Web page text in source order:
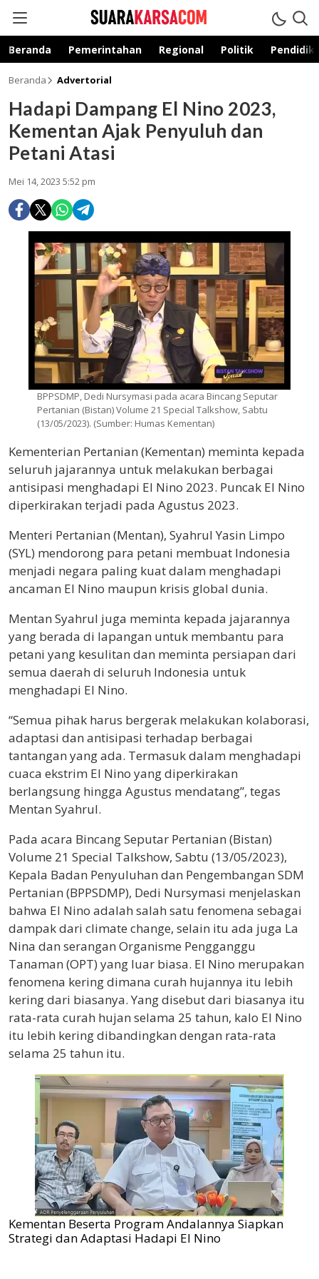
suarakarsa.com
Informasi terpercaya
Beranda Pemerintahan Regional Politik
Beranda Advertorial
Hadapi Dampang El Nino 2023,
Kementan Ajak Penyuluh dan
Petani Atasi
Mei 14, 2023 5:52 pm
BPPSDMP, Dedi Nursymasi pada acara Bincang Seputar
Pertanian (Bistan) Volume 21 Special Talkshow, Sabtu
(13/05/2023). (Sumber: Humas Kementan)
Kementerian Pertanian (Kementan) meminta kepada
seluruh jajarannya untuk melakukan berbagai
antisipasi menghadapi El Nino 2023. Puncak El Nino
diperkirakan terjadi pada Agustus 2023.
Menteri Pertanian (Mentan), Syahrul Yasin Limpo
(SYL) mendorong para petani membuat Indonesia
menjadi negara paling kuat dalam menghadapi
ancaman El Nino maupun krisis global dunia.
Mentan Syahrul juga meminta kepada jajarannya
yang berada di lapangan untuk membantu para
petani yang kesulitan dan meminta persiapan dari
semua daerah di seluruh Indonesia untuk
menghadapi El Nino.
“Semua pihak harus bergerak melakukan kolaborasi,
adaptasi dan antisipasi terhadap berbagai
tantangan yang ada. Termasuk dalam menghadapi
cuaca ekstrim El Nino yang diperkirakan
berlangsung hingga Agustus mendatang”, tegas
Mentan Syahrul.
Pada acara Bincang Seputar Pertanian (Bistan)
Volume 21 Special Talkshow, Sabtu (13/05/2023),
Kepala Badan Penyuluhan dan Pengembangan SDM
Pertanian (BPPSDMP), Dedi Nursymasi menjelaskan
bahwa El Nino adalah salah satu fenomena sebagai
dampak dari climate change, selain itu ada juga La
Nina dan serangan Organisme Pengganggu
Tanaman (OPT) yang luar biasa. El Nino merupakan
fenomena kering dimana curah hujannya itu lebih
kering dari biasanya. Yang disebut dari biasanya itu
rata-rata curah hujan selama 25 tahun, kalo El Nino
itu lebih kering dibandingkan dengan rata-rata
selama 25 tahun itu.
Kementan Beserta Program Andalannya Siapkan
Strategi dan Adaptasi Hadapi El Nino